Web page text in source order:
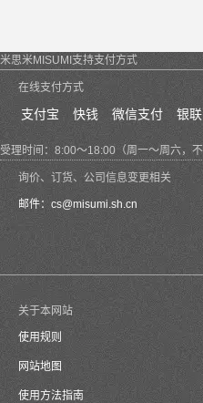
米思米MISUMI支持支付方式
在线支付方式
支付宝 快钱 微信支付 银联
受理时间：8:00～18:00（周一～周六，不
询价、订货、公司信息变更相关
邮件： cs@misumi.sh.cn
关于本网站
使用规则
网站地图
使用方法指南